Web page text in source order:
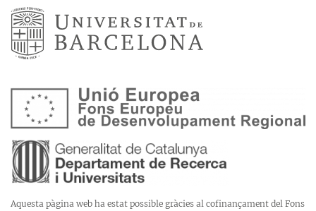
Aquesta pàgina web ha estat possible gràcies al cofinançament del Fons